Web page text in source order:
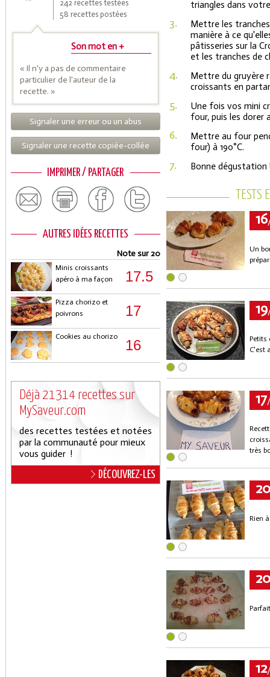
242 recettes testées
58 recettes postées
Son mot en +
« Il n'y a pas de commentaire
particulier de l'auteur de la
recette. »
Signaler une erreur ou un abus
Signaler une recette copiée-collée
IMPRIMER / PARTAGER
AUTRES IDÉES RECETTES
Note sur 20
Minis croissants
apéro à ma façon
17.5
Pizza chorizo et
poivrons
17
Cookies au chorizo
16
Déjà 21314 recettes sur
MySaveur.com
des recettes testées et notées
par la communauté pour mieux
vous guider !
DÉCOUVREZ-LES
triangles dans
3.
Mettre les
manière à ce
pâtisseries sur la
et les tranches de
4.
Mettre du gruyère
croissants en
5.
Une fois vos mini
four, puis les dorer
6.
Mettre au four
four) à 190°C.
7. Bonne dégustation
16
Un
19
Petits
C'est
17
très
20
Rien
20
12